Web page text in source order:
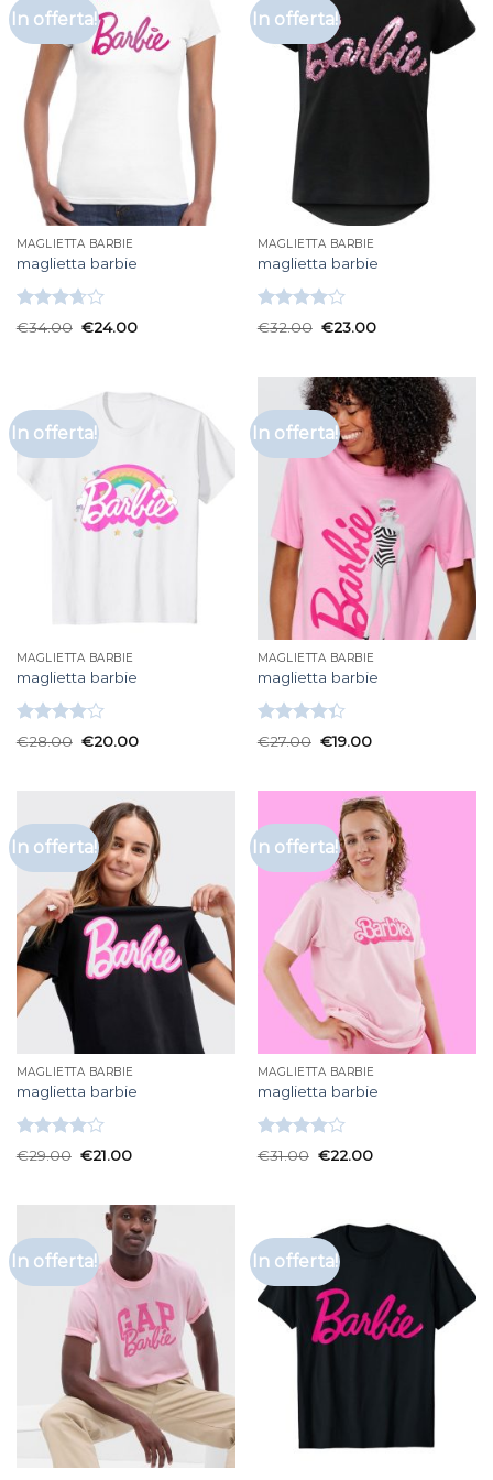
In offerta!
MAGLIETTA BARBIE
maglietta barbie
Valutato
€34.00 €24.00
In offerta!
MAGLIETTA BARBIE
maglietta barbie
Valutato
€32.00 €23.00
In offerta!
MAGLIETTA BARBIE
maglietta barbie
Valutato
€28.00 €20.00
In offerta!
MAGLIETTA BARBIE
maglietta barbie
Valutato
€27.00 €19.00
In offerta!
MAGLIETTA BARBIE
maglietta barbie
Valutato
€29.00 €21.00
In offerta!
MAGLIETTA BARBIE
maglietta barbie
Valutato
€31.00 €22.00
In offerta! In offerta!